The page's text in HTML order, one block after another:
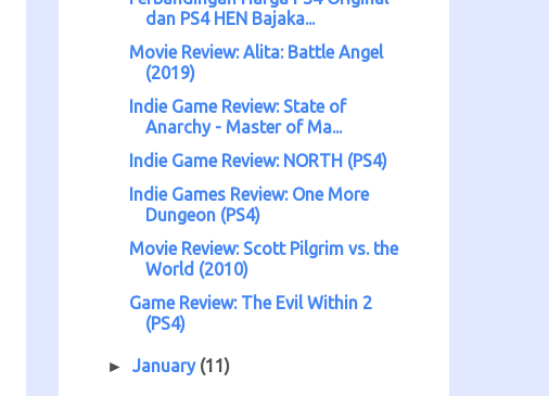
dan PS4 HEN Bajaka...
Movie Review: Alita: Battle Angel
(2019)
Indie Game Review: State of
Anarchy - Master of Ma...
Indie Game Review: NORTH (PS4)
Indie Games Review: One More
Dungeon (PS4)
Movie Review: Scott Pilgrim vs. the
World (2010)
Game Review: The Evil Within 2
(PS4)
►January (11)